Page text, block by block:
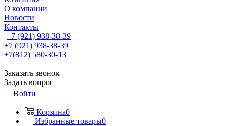
О компании
Новости
Контакты
+7 (921) 938-38-39
+7 (921) 938-38-39
+7(812) 580-30-13
Заказать звонок
Задать вопрос
Войти
Корзина0
Избранные товары0